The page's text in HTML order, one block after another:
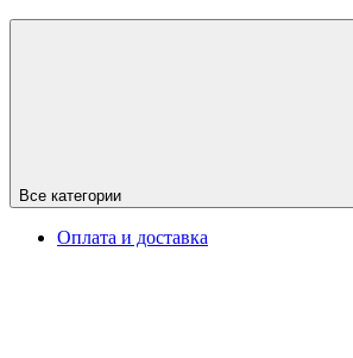
Все категории
Оплата и доставка